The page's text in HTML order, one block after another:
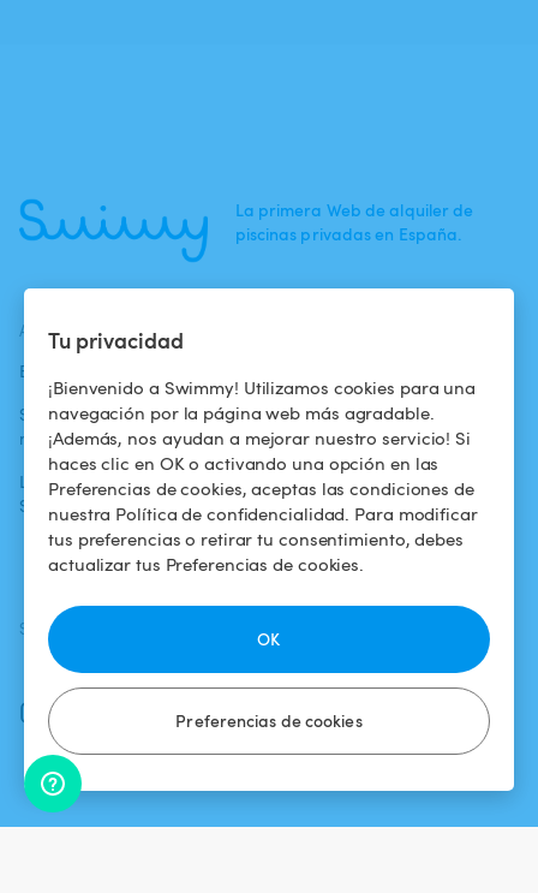
Tu privacidad
¡Bienvenido a Swimmy! Utilizamos cookies para una
navegación por la página web más agradable.
¡Además, nos ayudan a mejorar nuestro servicio! Si
haces clic en OK o activando una opción en las
Preferencias de cookies, aceptas las condiciones de
nuestra Política de confidencialidad. Para modificar
tus preferencias o retirar tu consentimiento, debes
actualizar tus Preferencias de cookies.
Preferencias de cookies
OK
La primera Web de alquiler de
piscinas privadas en España.
ACTUALIDADES
Blog
Swimmy en los
medios
La aventura
Swimmy
Para los
propietarios
Alquilar mi
piscina
¿Cómo funciona?
Condiciones de
uso
Política de
confidencialidad
Aviso legal
SÍGUENOS
Facebook
Instagram